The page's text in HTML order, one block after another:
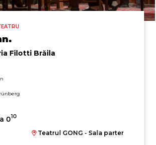
Filotti Brăila
010
Teatrul GONG - Sala parter